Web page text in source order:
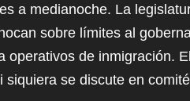
a medianoche. La
sobre límites al
operativos de inmigración.
siquiera se discute en